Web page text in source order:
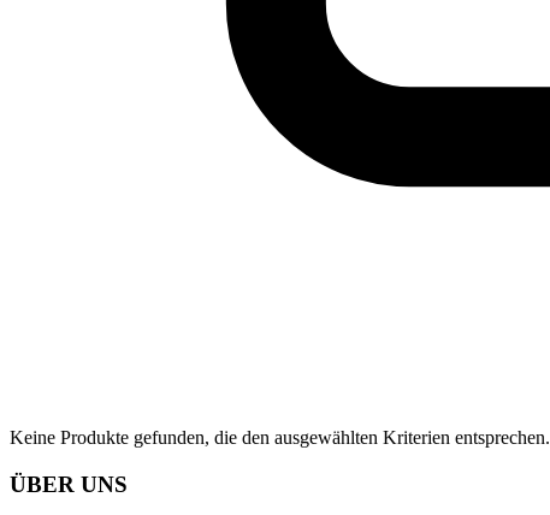
Keine Produkte gefunden, die den ausgewählten Kriterien entsprechen.
ÜBER UNS